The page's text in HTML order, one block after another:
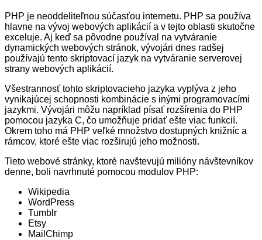
PHP je neoddeliteľnou súčasťou internetu. PHP sa používa
hlavne na vývoj webových aplikácií a v tejto oblasti skutočne
exceluje. Aj keď sa pôvodne používal na vytváranie
dynamických webových stránok, vývojári dnes radšej
používajú tento skriptovací jazyk na vytváranie serverovej
strany webových aplikácií.
Všestrannosť tohto skriptovacieho jazyka vyplýva z jeho
vynikajúcej schopnosti kombinácie s inými programovacími
jazykmi. Vývojári môžu napríklad písať rozšírenia do PHP
pomocou jazyka C, čo umožňuje pridať ešte viac funkcií.
Okrem toho má PHP veľké množstvo dostupných knižníc a
rámcov, ktoré ešte viac rozširujú jeho možnosti.
Tieto webové stránky, ktoré navštevujú milióny návštevníkov
denne, boli navrhnuté pomocou modulov PHP:
Wikipedia
WordPress
Tumblr
Etsy
MailChimp